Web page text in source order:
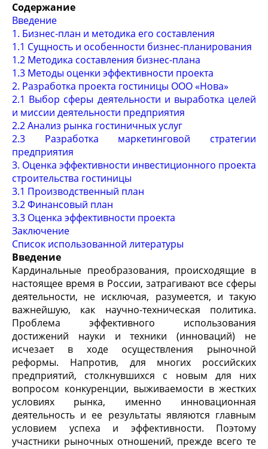
Содержание
Введение
1. Бизнес-план и методика его составления
1.1 Сущность и особенности бизнес-планирования
1.2 Методика составления бизнес-плана
1.3 Методы оценки эффективности проекта
2. Разработка проекта гостиницы ООО «Нова»
2.1 Выбор сферы деятельности и выработка целей
и миссии деятельности предприятия
2.2 Анализ рынка гостиничных услуг
2.3 Разработка маркетинговой стратегии
предприятия
3. Оценка эффективности инвестиционного проекта
строительства гостиницы
3.1 Производственный план
3.2 Финансовый план
3.3 Оценка эффективности проекта
Заключение
Список использованной литературы
Введение
Кардинальные преобразования, происходящие в
настоящее время в России, затрагивают все сферы
деятельности, не исключая, разумеется, и такую
важнейшую, как научно-техническая политика.
Проблема эффективного использования
достижений науки и техники (инноваций) не
исчезает в ходе осуществления рыночной
реформы. Напротив, для многих российских
предприятий, столкнувшихся с новым для них
вопросом конкуренции, выживаемости в жестких
условиях рынка, именно инновационная
деятельность и ее результаты являются главным
условием успеха и эффективности. Поэтому
участники рыночных отношений, прежде всего те